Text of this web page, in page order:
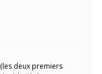
deux premiers